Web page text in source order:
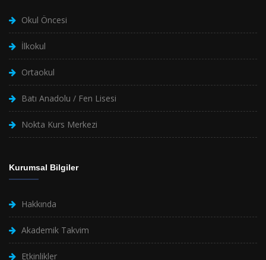
Okul Öncesi
İlkokul
Ortaokul
Batı Anadolu / Fen Lisesi
Nokta Kurs Merkezi
Kurumsal Bilgiler
Hakkında
Akademik Takvim
Etkinlikler